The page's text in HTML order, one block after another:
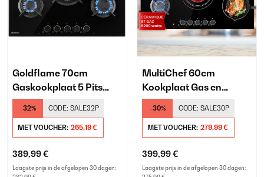
Goldflame 70cm
Gaskookplaat 5 Pits
Zwart
-32% CODE: SALE32P
MET VOUCHER: 265,19 €
389,99 €
Laagste prijs in de afgelopen 30 dagen:
MultiChef 60cm
Kookplaat Gas en
Elektrisch 5 Zones
Zwart
-30% CODE: SALE30P
MET VOUCHER: 279,99 €
399,99 €
Laagste prijs in de afgelopen 30 dagen: